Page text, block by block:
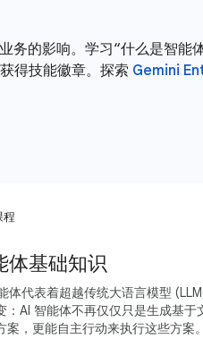
务的影响。学习“什么是智
得技能徽章。探索 Gemini